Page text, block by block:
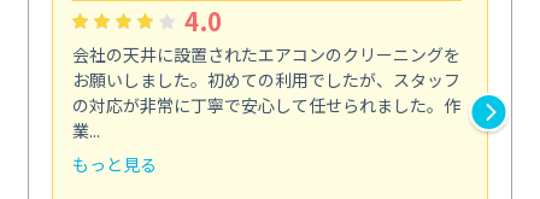
4.0
会社の天井に設置されたエアコンのクリーニングを
お願いしました。初めての利用でしたが、スタッフ
の対応が非常に丁寧で安心して任せられました。作
業...
もっと見る